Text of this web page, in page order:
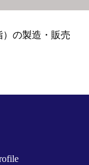
の製造・販売